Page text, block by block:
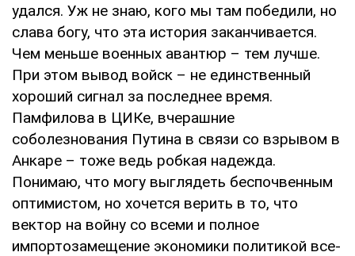
удался. Уж не знаю, кого мы там победили, но
слава богу, что эта история заканчивается.
Чем меньше военных авантюр – тем лучше.
При этом вывод войск – не единственный
хороший сигнал за последнее время.
Памфилова в ЦИКе, вчерашние
соболезнования Путина в связи со взрывом в
Анкаре – тоже ведь робкая надежда.
Понимаю, что могу выглядеть беспочвенным
оптимистом, но хочется верить в то, что
вектор на войну со всеми и полное
импортозамещение экономики политикой все-